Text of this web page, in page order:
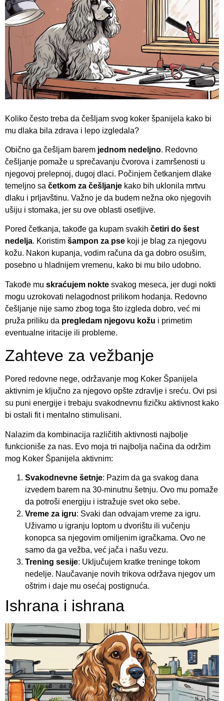
Koliko često treba da češljam svog koker španijela kako bi
mu dlaka bila zdrava i lepo izgledala?
Obično ga češljam barem jednom nedeljno. Redovno
češljanje pomaže u sprečavanju čvorova i zamršenosti u
njegovoj prelepnoj, dugoj dlaci. Počinjem četkanjem dlake
temeljno sa četkom za češljanje kako bih uklonila mrtvu
dlaku i prljavštinu. Važno je da budem nežna oko njegovih
ušiju i stomaka, jer su ove oblasti osetljive.
Pored četkanja, takođe ga kupam svakih četiri do šest
nedelja. Koristim šampon za pse koji je blag za njegovu
kožu. Nakon kupanja, vodim računa da ga dobro osušim,
posebno u hladnijem vremenu, kako bi mu bilo udobno.
Takođe mu skraćujem nokte svakog meseca, jer dugi nokti
mogu uzrokovati nelagodnost prilikom hodanja. Redovno
češljanje nije samo zbog toga što izgleda dobro, već mi
pruža priliku da pregledam njegovu kožu i primetim
eventualne iritacije ili probleme.
Zahteve za vežbanje
Pored redovne nege, održavanje mog Koker Španijela
aktivnim je ključno za njegovo opšte zdravlje i sreću. Ovi psi
su puni energije i trebaju svakodnevnu fizičku aktivnost kako
bi ostali fit i mentalno stimulisani.
Nalazim da kombinacija različitih aktivnosti najbolje
funkcioniše za nas. Evo moja tri najbolja načina da održim
mog Koker Španijela aktivnim:
Svakodnevne šetnje: Pazim da ga svakog dana
izvedem barem na 30-minutnu šetnju. Ovo mu pomaže
da potroši energiju i istražuje svet oko sebe.
Vreme za igru: Svaki dan odvajam vreme za igru.
Uživamo u igranju loptom u dvorištu ili vučenju
konopca sa njegovim omiljenim igračkama. Ovo ne
samo da ga vežba, već jača i našu vezu.
Trening sesije: Uključujem kratke treninge tokom
nedelje. Naučavanje novih trikova održava njegov um
oštrim i daje mu osećaj postignuća.
Ishrana i ishrana